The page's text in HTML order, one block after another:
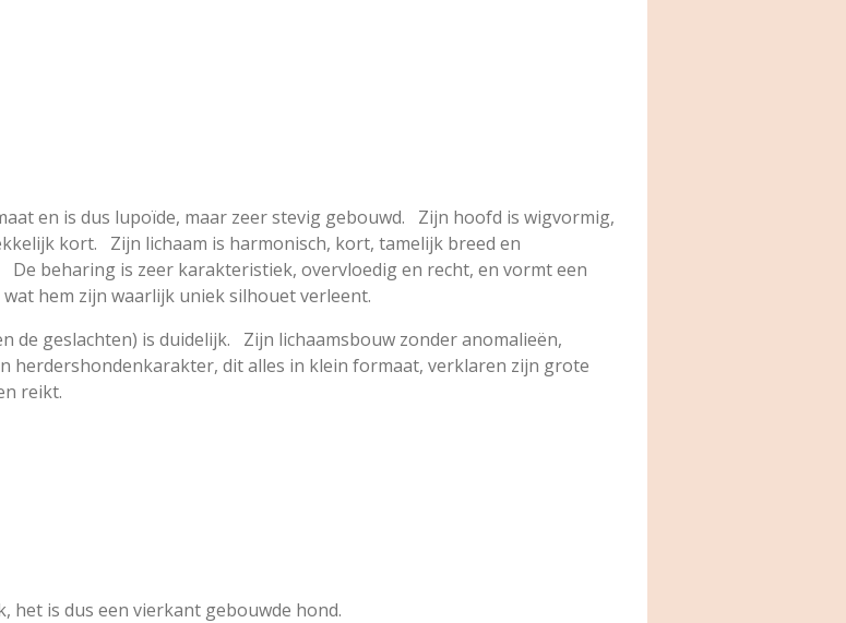
en is dus lupoïde, maar zeer stevig gebouwd. Zijn hoofd is wigvormig,
kort. Zijn lichaam is harmonisch, kort, tamelijk breed en
beharing is zeer karakteristiek, overvloedig en recht, en vormt een
hem zijn waarlijk uniek silhouet verleent.
de geslachten) is duidelijk. Zijn lichaamsbouw zonder anomalieën,
herdershondenkarakter, dit alles in klein formaat, verklaren zijn grote
reikt.
het is dus een vierkant gebouwde hond.